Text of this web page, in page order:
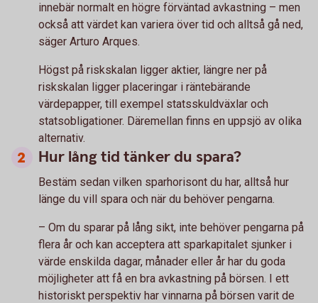
innebär normalt en högre förväntad avkastning – men
också att värdet kan variera över tid och alltså gå ned,
säger Arturo Arques.
Högst på riskskalan ligger aktier, längre ner på
riskskalan ligger placeringar i räntebärande
värdepapper, till exempel statsskuldväxlar och
statsobligationer. Däremellan finns en uppsjö av olika
alternativ.
Hur lång tid tänker du spara?
Bestäm sedan vilken sparhorisont du har, alltså hur
länge du vill spara och när du behöver pengarna.
– Om du sparar på lång sikt, inte behöver pengarna på
flera år och kan acceptera att sparkapitalet sjunker i
värde enskilda dagar, månader eller år har du goda
möjligheter att få en bra avkastning på börsen. I ett
historiskt perspektiv har vinnarna på börsen varit de